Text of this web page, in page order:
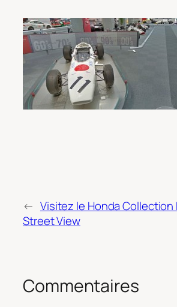
← Visitez le Honda Collection
Street View
Commentaires